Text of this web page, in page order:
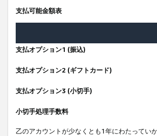
支払可能金額表
支払オプション1 (振込)
支払オプション2 (ギフトカード)
支払オプション3 (小切手)
小切手処理手数料
乙のアカウントが少なくとも1年にわたってい